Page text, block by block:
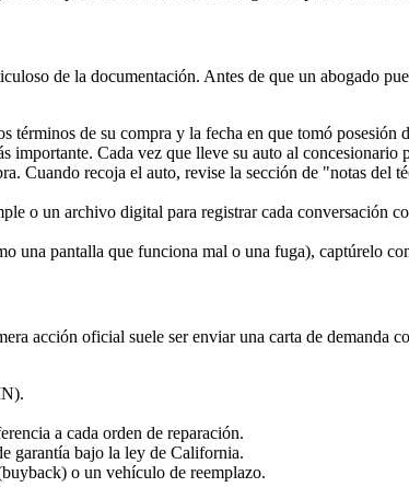
de la documentación. Antes de que un abogado
términos de su compra y la fecha en que tomó posesión
importante. Cada vez que lleve su auto al
Cuando recoja el auto, revise la sección de "notas
o un archivo digital para registrar cada conversación
una pantalla que funciona mal o una fuga), captúrelo
acción oficial suele ser enviar una carta de demanda
a cada orden de reparación.
garantía bajo la ley de California.
o un vehículo de reemplazo.